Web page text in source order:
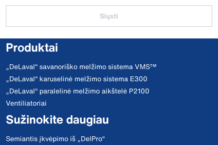
Siųsti
Produktai
„DeLaval“ savanoriško melžimo sistema VMS™
„DeLaval“ karuselinė melžimo sistema E300
„DeLaval“ paralelinė melžimo aikštelė P2100
Ventiliatoriai
Sužinokite daugiau
Semiantis įkvėpimo iš „DelPro“